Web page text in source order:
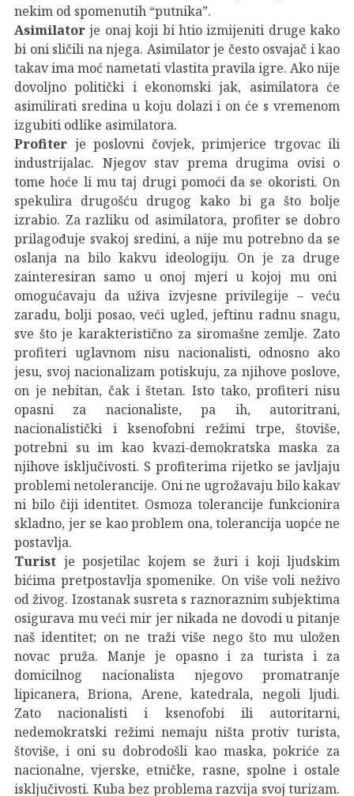
nekim od spomenutih “putnika”.
Asimilator je onaj koji bi htio izmijeniti druge kako
bi oni sličili na njega. Asimilator je često osvajač i kao
takav ima moć nametati vlastita pravila igre. Ako nije
dovoljno politički i ekonomski jak, asimilatora će
asimilirati sredina u koju dolazi i on će s vremenom
izgubiti odlike asimilatora.
Profiter je poslovni čovjek, primjerice trgovac ili
industrijalac. Njegov stav prema drugima ovisi o
tome hoće li mu taj drugi pomoći da se okoristi. On
spekulira drugošću drugog kako bi ga što bolje
izrabio. Za razliku od asimilatora, profiter se dobro
prilagođuje svakoj sredini, a nije mu potrebno da se
oslanja na bilo kakvu ideologiju. On je za druge
zainteresiran samo u onoj mjeri u kojoj mu oni
omogućavaju da uživa izvjesne privilegije – veću
zaradu, bolji posao, veći ugled, jeftinu radnu snagu,
sve što je karakteristično za siromašne zemlje. Zato
profiteri uglavnom nisu nacionalisti, odnosno ako
jesu, svoj nacionalizam potiskuju, za njihove poslove,
on je nebitan, čak i štetan. Isto tako, profiteri nisu
opasni za nacionaliste, pa ih, autoritrani,
nacionalistički i ksenofobni režimi trpe, štoviše,
potrebni su im kao kvazi-demokratska maska za
njihove isključivosti. S profiterima rijetko se javljaju
problemi netolerancije. Oni ne ugrožavaju bilo kakav
ni bilo čiji identitet. Osmoza tolerancije funkcionira
skladno, jer se kao problem ona, tolerancija uopće ne
postavlja.
Turist je posjetilac kojem se žuri i koji ljudskim
bićima pretpostavlja spomenike. On više voli neživo
od živog. Izostanak susreta s raznoraznim subjektima
osigurava mu veći mir jer nikada ne dovodi u pitanje
naš identitet; on ne traži više nego što mu uložen
novac pruža. Manje je opasno i za turista i za
domicilnog nacionalista njegovo promatranje
lipicanera, Briona, Arene, katedrala, negoli ljudi.
Zato nacionalisti i ksenofobi ili autoritarni,
nedemokratski režimi nemaju ništa protiv turista,
štoviše, i oni su dobrodošli kao maska, pokriće za
nacionalne, vjerske, etničke, rasne, spolne i ostale
isključivosti. Kuba bez problema razvija svoj turizam.